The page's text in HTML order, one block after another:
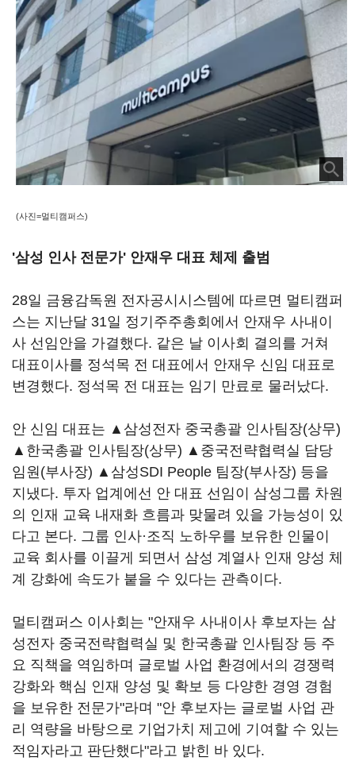
(사진=멀티캠퍼스)
'삼성 인사 전문가' 안재우 대표 체제 출범
28일 금융감독원 전자공시시스템에 따르면 멀티캠퍼
스는 지난달 31일 정기주주총회에서 안재우 사내이
사 선임안을 가결했다. 같은 날 이사회 결의를 거쳐
대표이사를 정석목 전 대표에서 안재우 신임 대표로
변경했다. 정석목 전 대표는 임기 만료로 물러났다.
안 신임 대표는 ▲삼성전자 중국총괄 인사팀장(상무)
▲한국총괄 인사팀장(상무) ▲중국전략협력실 담당
임원(부사장) ▲삼성SDI People 팀장(부사장) 등을
지냈다. 투자 업계에선 안 대표 선임이 삼성그룹 차원
의 인재 교육 내재화 흐름과 맞물려 있을 가능성이 있
다고 본다. 그룹 인사·조직 노하우를 보유한 인물이
교육 회사를 이끌게 되면서 삼성 계열사 인재 양성 체
계 강화에 속도가 붙을 수 있다는 관측이다.
멀티캠퍼스 이사회는 "안재우 사내이사 후보자는 삼
성전자 중국전략협력실 및 한국총괄 인사팀장 등 주
요 직책을 역임하며 글로벌 사업 환경에서의 경쟁력
강화와 핵심 인재 양성 및 확보 등 다양한 경영 경험
을 보유한 전문가"라며 "안 후보자는 글로벌 사업 관
리 역량을 바탕으로 기업가치 제고에 기여할 수 있는
적임자라고 판단했다"라고 밝힌 바 있다.